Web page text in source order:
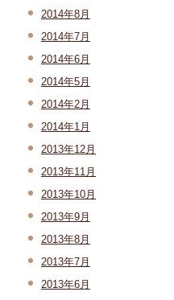
2014年8月
2014年7月
2014年6月
2014年5月
2014年2月
2014年1月
2013年12月
2013年11月
2013年10月
2013年9月
2013年8月
2013年7月
2013年6月